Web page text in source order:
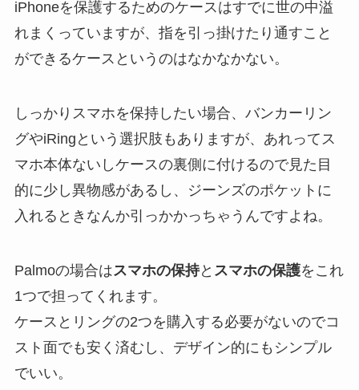
iPhoneを保護するためのケースはすでに世の中溢
れまくっていますが、指を引っ掛けたり通すこと
ができるケースというのはなかなかない。
しっかりスマホを保持したい場合、バンカーリン
グやiRingという選択肢もありますが、あれってス
マホ本体ないしケースの裏側に付けるので見た目
的に少し異物感があるし、ジーンズのポケットに
入れるときなんか引っかかっちゃうんですよね。
Palmoの場合はスマホの保持と スマホの保護をこれ
1つで担ってくれます。
ケースとリングの2つを購入する必要がないのでコ
スト面でも安く済むし、デザイン的にもシンプル
でいい。